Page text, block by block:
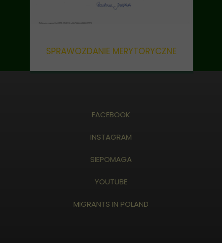
SPRAWOZDANIE MERYTORYCZNE
FACEBOOK
INSTAGRAM
SIEPOMAGA
YOUTUBE
MIGRANTS IN POLAND